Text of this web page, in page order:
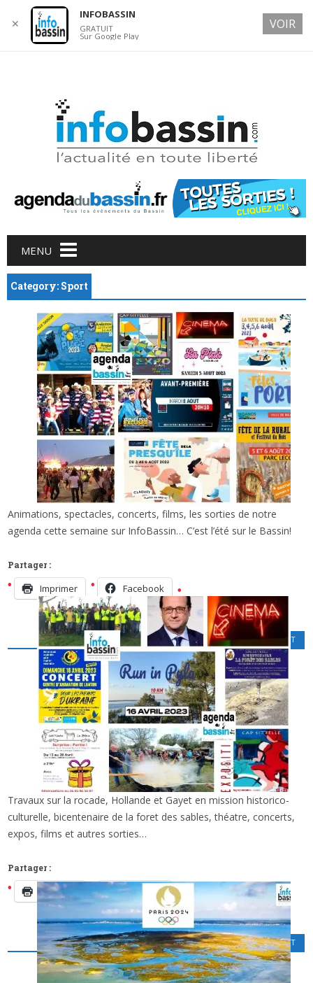
Main menu
content
MENU
Category: Sport
DES SORTIES POUR SE DÉTENDRE ET SE
FAIRE PLAISIR SUR LE BASSIN…
Animations, spectacles, concerts, films, les sorties de notre
agenda cette semaine sur InfoBassin… C’est l’été sur le Bassin!
Partager :
Imprimer Facebook
CINÉMA,LOISIRS CULTURELS, SPORT
DES INFOS, DES SORTIES SUR LE BASSIN
D’ARCACHON CE WE…
Travaux sur la rocade, Hollande et Gayet en mission historico-
culturelle, bicentenaire de la foret des sables, théatre, concerts,
expos, films et autres sorties…
Partager :
Imprimer Facebook
CINÉMA,LOISIRS CULTURELS,SPORT
✕
INFOBASSIN
GRATUIT
Sur Google Play
VOIR